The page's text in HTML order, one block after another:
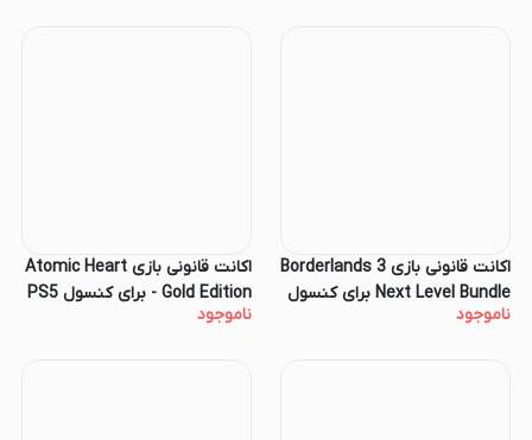
اکانت قانونی بازی Borderlands 3
Next Level Bundle برای کنسول
PS5
ناموجود
اکانت قانونی بازی Atomic Heart
- Gold Edition برای کنسول PS5
ناموجود